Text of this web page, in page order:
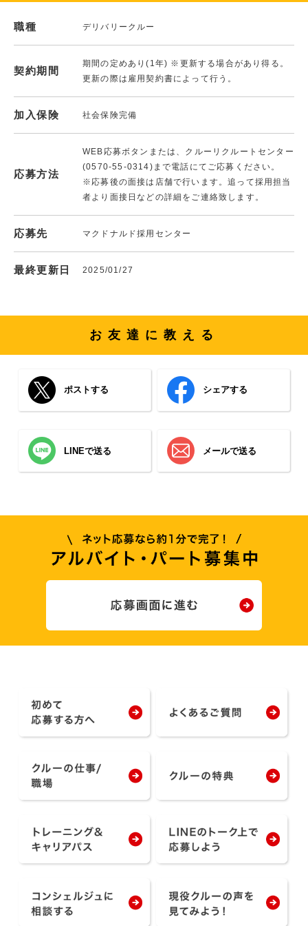
職種 デリバリークルー
契約期間
期間の定めあり(1年) ※更新する場合があり得る。
更新の際は雇用契約書によって行う。
加入保険 社会保険完備
応募方法
WEB応募ボタンまたは、クルーリクルートセンター
(0570-55-0314)まで電話にてご応募ください。
※応募後の面接は店舗で行います。追って採用担当
者より面接日などの詳細をご連絡致します。
応募先 マクドナルド採用センター
最終更新日 2025/01/27
お友達に教える
ポストする シェアする
LINEで送る メールで送る